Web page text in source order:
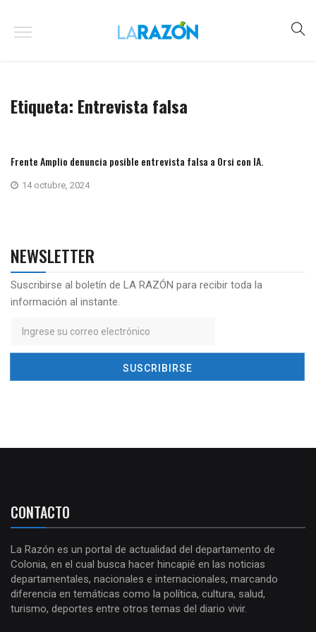
Etiqueta: Entrevista falsa
Frente Amplio denuncia posible entrevista falsa a Orsi con IA.
14 octubre, 2024
NEWSLETTER
Suscribirse al boletín de LA RAZÓN para recibir toda la
información al instante.
CONTACTO
La Razón es un portal de actualidad del departamento de
Colonia, en el cual busca hacer hincapié en las noticias
departamentales, nacionales e internacionales, marcando
diferencia en temáticas como la política, cultura, salud,
turismo, deportes entre otros temas del diario vivir.